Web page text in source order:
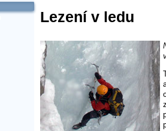
Lezení v ledu